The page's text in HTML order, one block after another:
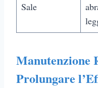
Sale
Manutenzione
Prolungare